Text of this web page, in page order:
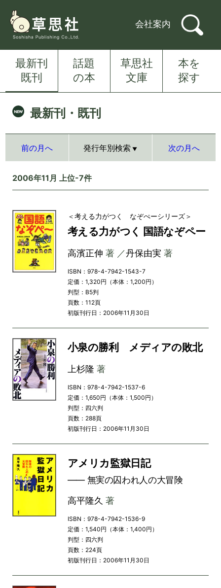
会社案内
最新刊
既刊
話題
の本
草思社
文庫
本を
探す
最新刊・既刊
前の月へ 発行年別検索 次の月へ
2006年11月 上位-7件
＜考える力がつく なぞぺーシリーズ＞
考える力がつく 国語なぞペー
高濱正伸 著 ／丹保由実 著
ISBN：978-4-7942-1543-7
定価：1,320円（本体：1,200円）
判型：B5判
頁数：112頁
初版刊行日：2006年11月30日
小泉の勝利 メディアの敗北
上杉隆 著
ISBN：978-4-7942-1537-6
定価：1,650円（本体：1,500円）
判型：四六判
頁数：288頁
初版刊行日：2006年11月30日
アメリカ監獄日記
―― 無実の囚われ人の大冒険
高平隆久 著
ISBN：978-4-7942-1536-9
定価：1,540円（本体：1,400円）
判型：四六判
頁数：224頁
初版刊行日：2006年11月30日